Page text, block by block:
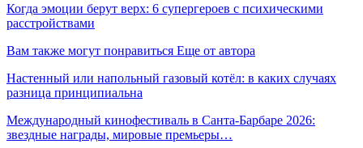
Когда эмоции берут верх: 6 супергероев с психическими
расстройствами
Вам также могут понравиться Еще от автора
Настенный или напольный газовый котёл: в каких случаях
разница принципиальна
Международный кинофестиваль в Санта-Барбаре 2026:
звездные награды, мировые премьеры…